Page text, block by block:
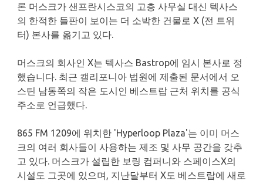
론 머스크가 샌프란시스코의 고층 사무실 대신 텍사스
의 한적한 들판이 보이는 더 소박한 건물로 X (전 트위
터) 본사를 옮기고 있다.
머스크의 회사인 X는 텍사스 Bastrop에 임시 본사로 정
했습니다. 최근 캘리포니아 법원에 제출된 문서에서 오
스틴 남동쪽의 작은 도시인 베스트랍 근처 위치를 공식
주소로 언급했다.
865 FM 1209에 위치한 'Hyperloop Plaza'는 이미 머스
크의 여러 회사들이 사용하는 제조 및 사무 공간을 갖추
고 있다. 머스크가 설립한 보링 컴퍼니와 스페이스X의
시설도 그곳에 있으며, 지난달부터 X도 베스트랍에 새로